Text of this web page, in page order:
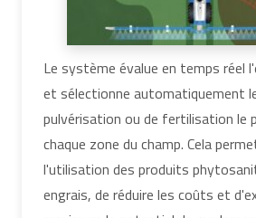
Le système évalue en temps réel
et sélectionne automatiquement
pulvérisation ou de fertilisation le
chaque zone du champ. Cela
l'utilisation des produits
engrais, de réduire les coûts et